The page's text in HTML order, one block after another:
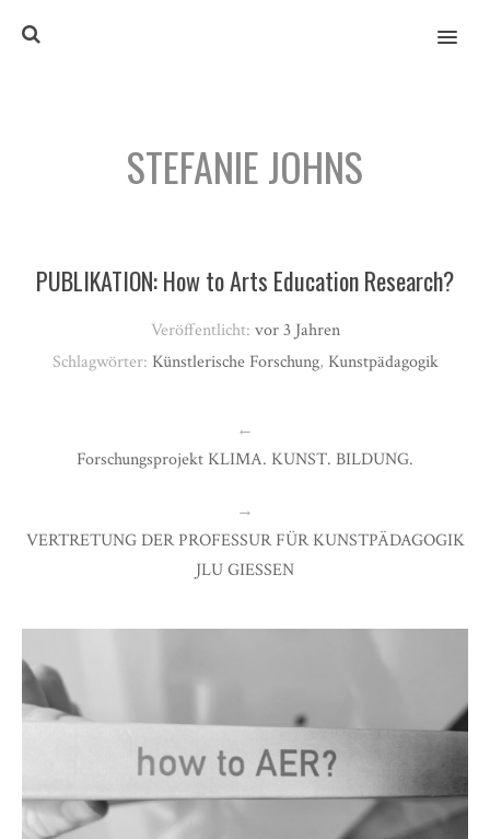
MENU
STEFANIE JOHNS
PUBLIKATION: How to Arts Education Research?
Veröffentlicht: vor 3 Jahren
Schlagwörter: Künstlerische Forschung, Kunstpädagogik
←
Forschungsprojekt KLIMA. KUNST. BILDUNG.
→
VERTRETUNG DER PROFESSUR FÜR KUNSTPÄDAGOGIK
JLU GIESSEN